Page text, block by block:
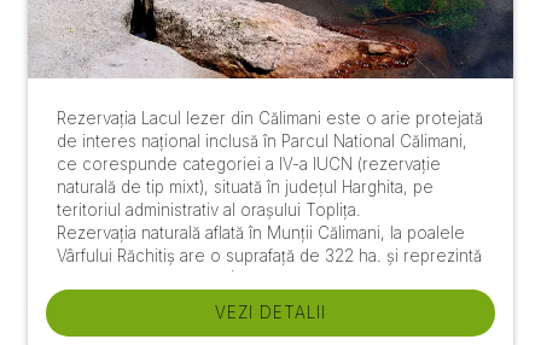
Rezervația Lacul Iezer din Călimani este o arie protejată
de interes național inclusă în Parcul National Călimani,
ce corespunde categoriei a IV-a IUCN (rezervație
naturală de tip mixt), situată în județul Harghita, pe
teritoriul administrativ al orașului Toplița.
Rezervația naturală aflată în Munții Călimani, la poalele
Vârfului Răchitiș are o suprafață de 322 ha. și reprezintă
limitrofă, cu o vegetație de arbuști de jneapăn (Pinus
mugo) sau ienupăr (din genul Juniperus sibirica); cu
VEZI DETALII